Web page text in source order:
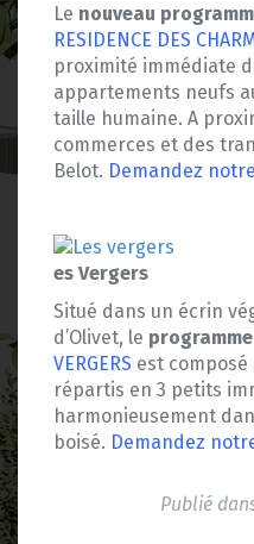
Le nouveau
RESIDENCE DES
proximité immédiate
appartements neufs
taille humaine. A
commerces et des
Belot. Demandez
es Vergers
Situé dans un écrin
d’Olivet, le
VERGERS est
répartis en 3 petits
harmonieusement
boisé. Demandez
Publié